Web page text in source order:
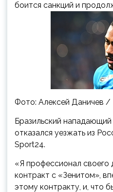
боится санкций и
Фото: Алексей Даничев
Бразильский
отказался уезжать из
Sport24.
«Я профессионал своего
контракт с «Зенитом»,
этому контракту, и, что